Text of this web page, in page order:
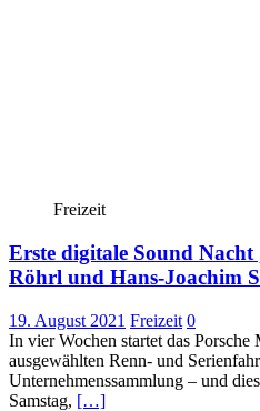
Freizeit
Erste digitale Sound
Röhrl und Hans-Joachim
19. August 2021 Freizeit 0
In vier Wochen startet das
ausgewählten Renn- und
Unternehmenssammlung – und
Samstag, […]